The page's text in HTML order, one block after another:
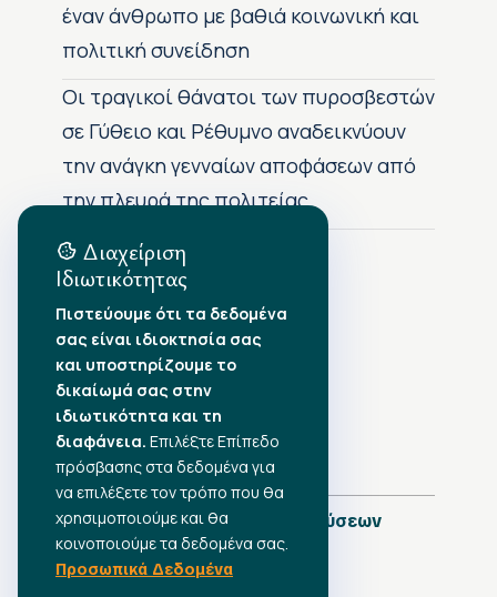
έναν άνθρωπο με βαθιά κοινωνική και
πολιτική συνείδηση
Οι τραγικοί θάνατοι των πυροσβεστών
σε Γύθειο και Ρέθυμνο αναδεικνύουν
την ανάγκη γενναίων αποφάσεων από
την πλευρά της πολιτείας
Αρχείο Δημοσιεύσεων
•Αύγουστος 2026
•Ιούλιος 2026
•Ιούνιος 2026
•Μάιος 2026
•Απρίλιος 2026
•Μάρτιος 2026
Πλήρες Ημερολόγιο Δημοσιεύσεων
Διαχείριση
Ιδιωτικότητας
Πιστεύουμε ότι τα δεδομένα
σας είναι ιδιοκτησία σας
και υποστηρίζουμε το
δικαίωμά σας στην
ιδιωτικότητα και τη
διαφάνεια. Επιλέξτε Επίπεδο
πρόσβασης στα δεδομένα για
να επιλέξετε τον τρόπο που θα
χρησιμοποιούμε και θα
κοινοποιούμε τα δεδομένα σας.
Προσωπικά Δεδομένα